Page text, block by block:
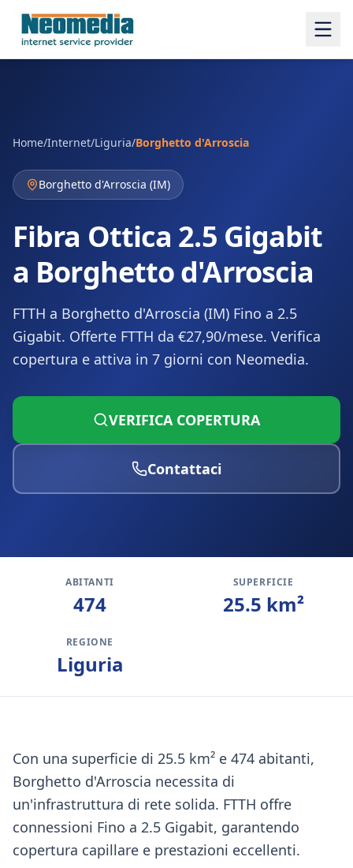
Home/Internet/Liguria/Borghetto d'Arroscia
Borghetto d'Arroscia (IM)
Fibra Ottica 2.5 Gigabit
a Borghetto d'Arroscia
FTTH a Borghetto d'Arroscia (IM) Fino a 2.5
Gigabit. Offerte FTTH da €27,90/mese. Verifica
copertura e attiva in 7 giorni con Neomedia.
VERIFICA COPERTURA
Contattaci
ABITANTI
474
SUPERFICIE
25.5 km²
REGIONE
Liguria
Con una superficie di 25.5 km² e 474 abitanti,
Borghetto d'Arroscia necessita di
un'infrastruttura di rete solida. FTTH offre
connessioni Fino a 2.5 Gigabit, garantendo
copertura capillare e prestazioni eccellenti.